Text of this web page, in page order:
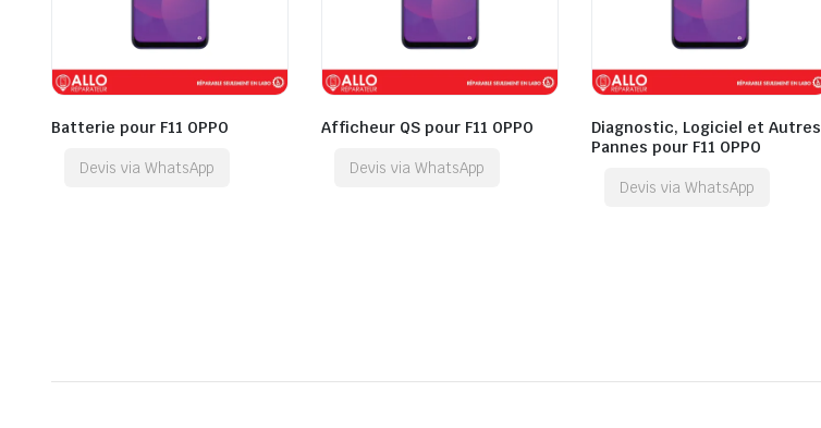
Batterie pour F11 OPPO
Devis via WhatsApp
Afficheur QS pour F11 OPPO
Devis via WhatsApp
Diagnostic, Logiciel et Autres
Pannes pour F11 OPPO
Devis via WhatsApp